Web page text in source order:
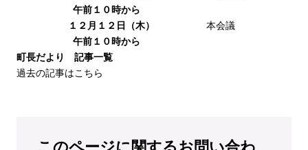
午前１０時から
１２月１２日（木）
午前１０時から
本会議
町長だより 記事一覧
過去の記事はこちら
このページに関するお問い合わ